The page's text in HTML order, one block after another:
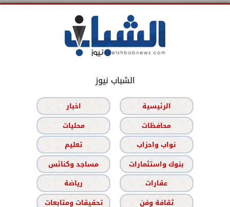
الشباب نيوز
الرئيسية
اخبار
محافظات
محليات
نواب واحزاب
تعليم
بنوك واستثمارات
مساجد وكنائس
عقارات
رياضة
ثقافة وفن
تحقيقات ومتابعات